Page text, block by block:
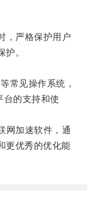
严格保护用户
。
见操作系统，
台的支持和使
加速软件，通
更优秀的优化能